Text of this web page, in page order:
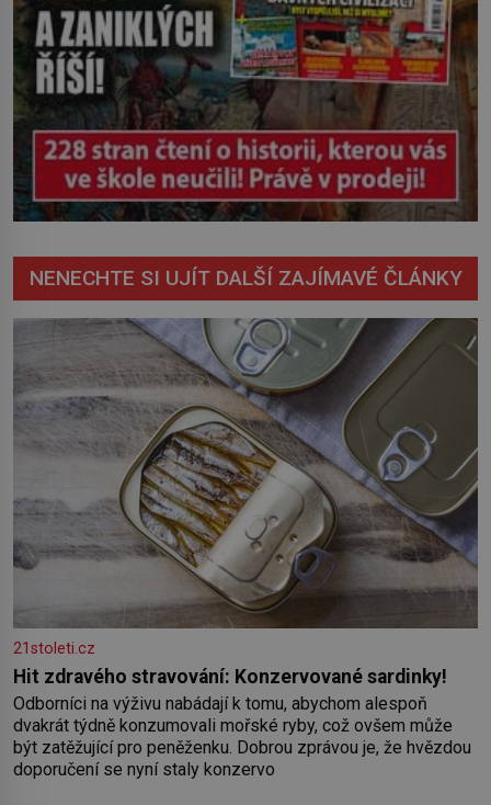
NENECHTE SI UJÍT DALŠÍ ZAJÍMAVÉ ČLÁNKY
21stoleti.cz
Hit zdravého stravování: Konzervované sardinky!
Odborníci na výživu nabádají k tomu, abychom alespoň
dvakrát týdně konzumovali mořské ryby, což ovšem může
být zatěžující pro peněženku. Dobrou zprávou je, že hvězdou
doporučení se nyní staly konzervo